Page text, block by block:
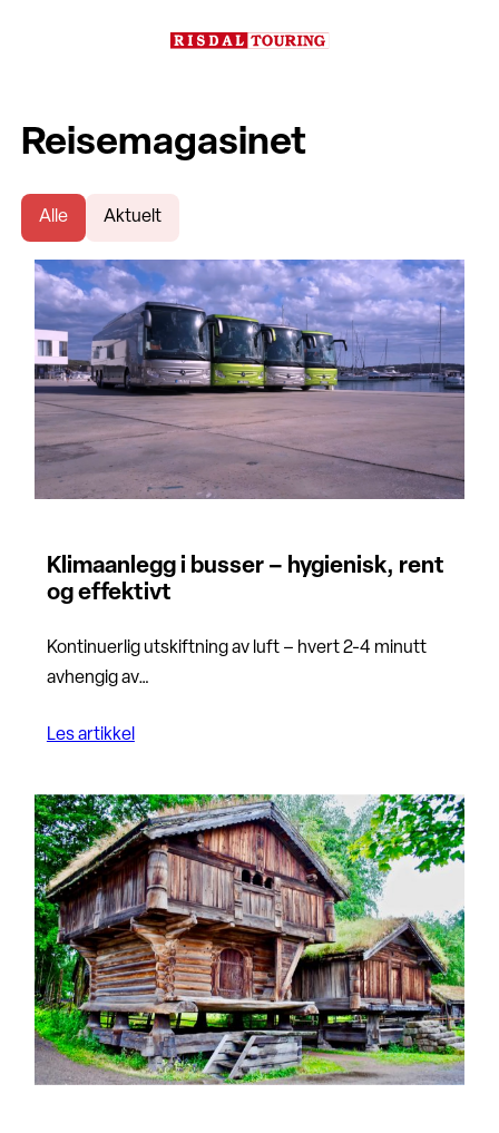
Reisemagasinet
Alle Aktuelt
Klimaanlegg i busser – hygienisk, rent
og effektivt
Kontinuerlig utskiftning av luft – hvert 2-4 minutt
avhengig av…
Les artikkel